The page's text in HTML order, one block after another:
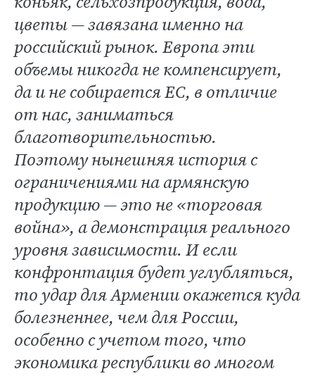
цветы — завязана именно на
российский рынок. Европа эти
объемы никогда не компенсирует,
да и не собирается ЕС, в отличие
от нас, заниматься
благотворительностью.
Поэтому нынешняя история с
ограничениями на армянскую
продукцию — это не «торговая
война», а демонстрация реального
уровня зависимости. И если
конфронтация будет углубляться,
то удар для Армении окажется куда
болезненнее, чем для России,
особенно с учетом того, что
экономика республики во многом